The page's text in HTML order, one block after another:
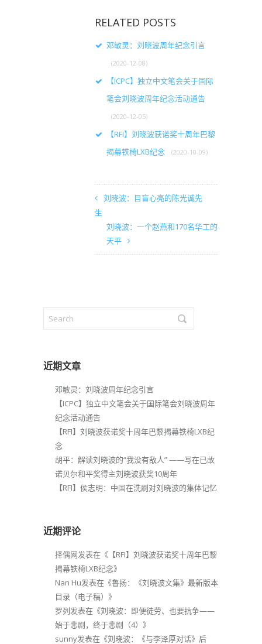
RELATED POSTS
邓敏灵：刘晓波周年纪念引言
(2020-12-08)
【ICPC】独立中文笔会关于国际
笔会刘晓波周年纪念活动通告
(2020-12-05)
【RFI】刘晓波获诺奖十周年巴黎
揭幕铁椅LXB纪念
(2020-10-09)
刘晓波：目盲心亮的陈光诚先
生
刘晓波：一个赵燕和170名华工的
天平
近期文章
邓敏灵：刘晓波周年纪念引言
【ICPC】独立中文笔会关于国际笔会刘晓波周年
纪念活动通告
【RFI】刘晓波获诺奖十周年巴黎揭幕铁椅LXB纪
念
胡平：解读刘晓波的“我没有敌人” ——写在已故
诺贝尔和平奖得主刘晓波获奖10周年
【RFI】侯志明：中国在洗刷对刘晓波的集体记忆
近期评论
择偶网发表在《 【RFI】刘晓波获诺奖十周年巴黎
揭幕铁椅LXB纪念》
Nan Hu发表在《鲁扬：《刘晓波文集》最新版本
目录（电子稿） 》
罗列发表在《刘晓波：即便徒劳、也要抗争——
始于悲剧，终于悲剧（4） 》
sunny发表在《刘晓波：《与李泽厚对话》后